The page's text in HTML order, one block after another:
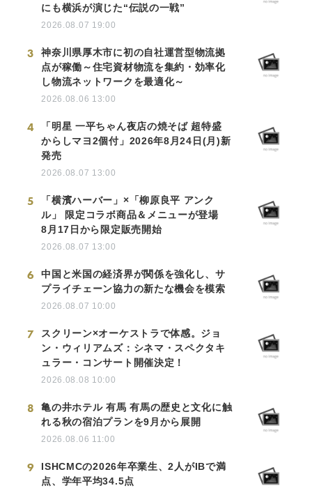
にも横浜が演じた“伝説の一戦”
2026.08.07 19:00
3
神奈川県厚木市に初の自社運営型物流拠
点が稼働～住宅資材物流を集約・効率化
し物流ネットワークを最適化～
2026.08.06 13:00
4
「明星 一平ちゃん夜店の焼そば 超特盛
からしマヨ2個付」2026年8月24日(月)新
発売
2026.08.07 13:00
5
「横濱ハーバー」×「柳原良平 アンク
ル」 限定コラボ商品＆メニューが登場
8月17日から限定販売開始
2026.08.07 13:00
6
中国と米国の経済界が関係を強化し、サ
プライチェーン協力の新たな機会を模索
2026.08.07 10:00
7
スクリーン×オーケストラで体感。ジョ
ン・ウィリアムズ：シネマ・スペクタキ
ュラー・コンサート開催決定！
2026.08.08 10:00
8
亀の井ホテル 有馬 有馬の歴史と文化に触
れる秋の宿泊プランを9月から展開
2026.08.06 11:00
9
ISHCMCの2026年卒業生、2人がIBで満
点、学年平均34.5点